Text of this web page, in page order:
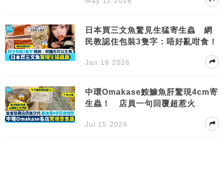
日本買三文魚驚見生猛寄生蟲 網
民教認住包裝3隻字：唔好亂咁食！
Jan 16 2026
中環Omakase鮟鱇魚肝驚現4cm寄
生蟲！ 店員一句回覆超惹火
Jul 15 2024